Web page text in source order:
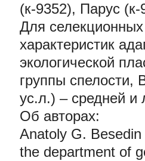
(к-9352), Парус
Для
характеристик
экологической
группы спелости,
ус.л.) – средней и
Об авторах:
Anatoly G. Besedin
the department of